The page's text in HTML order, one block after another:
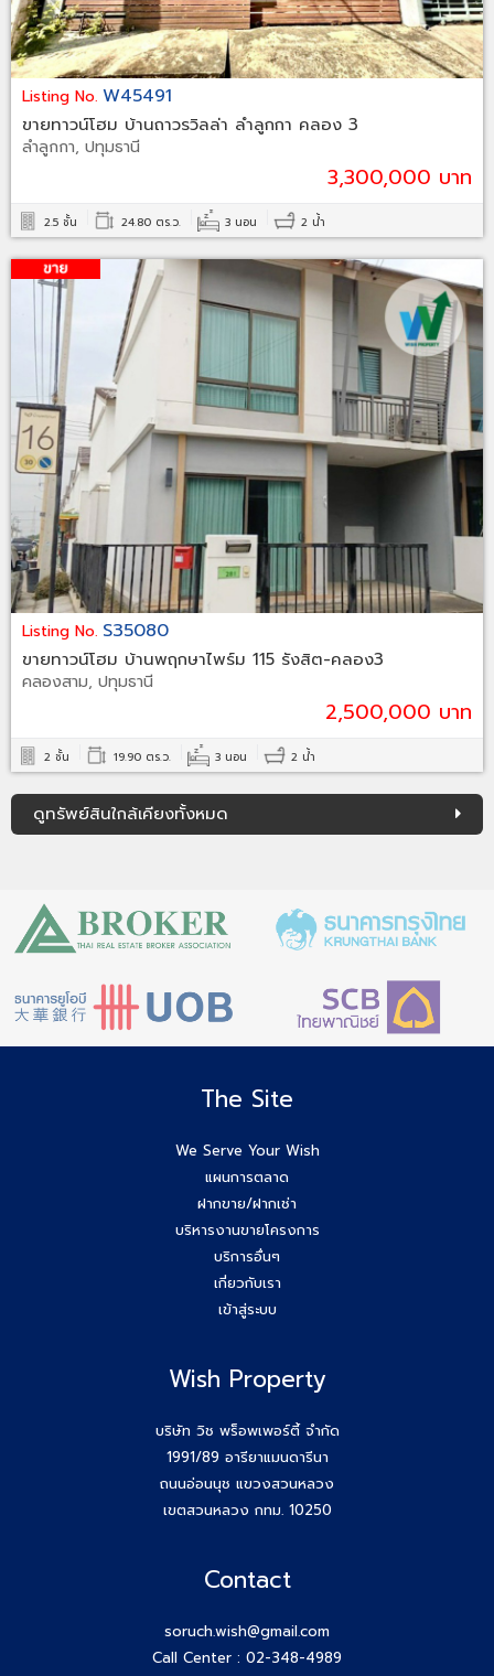
Listing No. W45491
ขายทาวน์โฮม บ้านถาวรวิลล่า ลำลูกกา คลอง 3
ลำลูกกา, ปทุมธานี
3,300,000 บาท
2.5 ชั้น 24.80 ตร.ว. 3 นอน 2 น้ำ
Listing No. S35080
ขายทาวน์โฮม บ้านพฤกษาไพร์ม 115 รังสิต-คลอง3
คลองสาม, ปทุมธานี
2,500,000 บาท
2 ชั้น 19.90 ตร.ว. 3 นอน 2 น้ำ
ดูทรัพย์สินใกล้เคียงทั้งหมด
The Site
We Serve Your Wish
แผนการตลาด
ฝากขาย/ฝากเช่า
บริหารงานขายโครงการ
บริการอื่นๆ
เกี่ยวกับเรา
เข้าสู่ระบบ
Wish Property
บริษัท วิช พร็อพเพอร์ตี้ จำกัด
1991/89 อารียาแมนดารีนา
ถนนอ่อนนุช แขวงสวนหลวง
เขตสวนหลวง กทม. 10250
Contact
soruch.wish@gmail.com
Call Center : 02-348-4989